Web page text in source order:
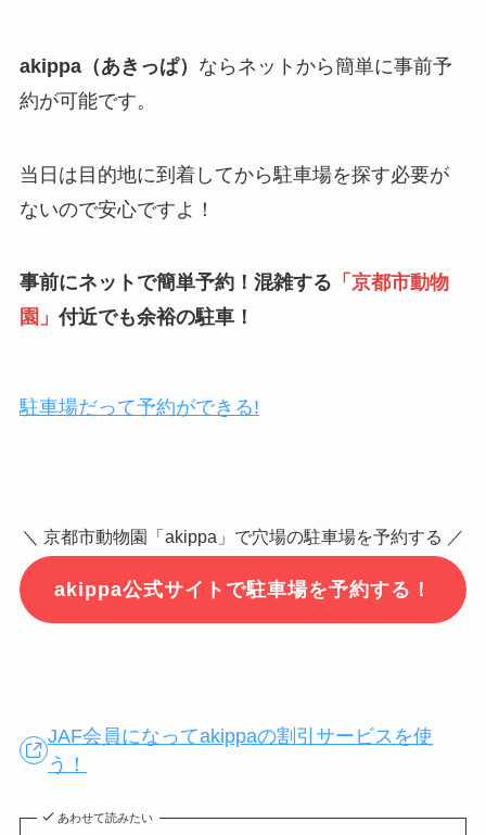
akippa（あきっぱ） ならネットから簡単に事前予
約が可能です。
当日は目的地に到着してから駐車場を探す必要が
ないので安心ですよ！
事前にネットで簡単予約！混雑する 「 京都市動物
園 」付近でも余裕の駐車！
駐車場だって予約ができる!
＼ 京都市動物園「akippa」で穴場の駐車場を予約する ／
akippa公式サイトで駐車場を予約する！
JAF会員になってakippaの割引サービスを使
う！
あわせて読みたい